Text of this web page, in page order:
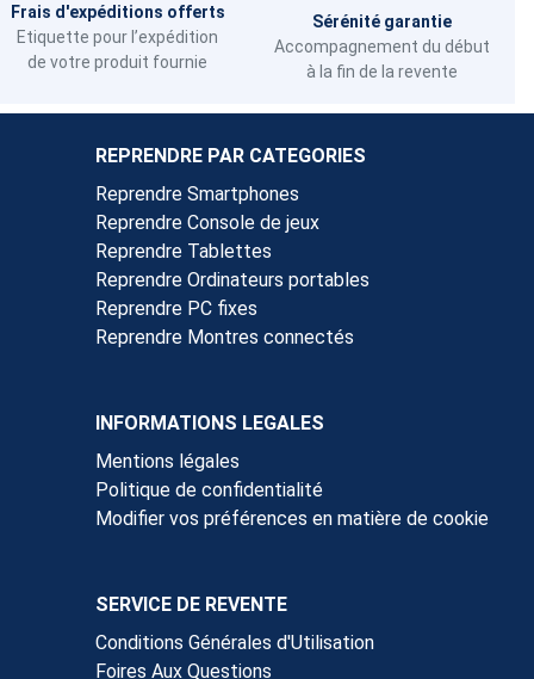
Frais d'expéditions offerts
Etiquette pour l’expédition
de votre produit fournie
Sérénité garantie
Accompagnement du début
à la fin de la revente
REPRENDRE PAR CATEGORIES
Reprendre Smartphones
Reprendre Console de jeux
Reprendre Tablettes
Reprendre Ordinateurs portables
Reprendre PC fixes
Reprendre Montres connectés
INFORMATIONS LEGALES
Mentions légales
Politique de confidentialité
Modifier vos préférences en matière de cookie
SERVICE DE REVENTE
Conditions Générales d'Utilisation
Foires Aux Questions